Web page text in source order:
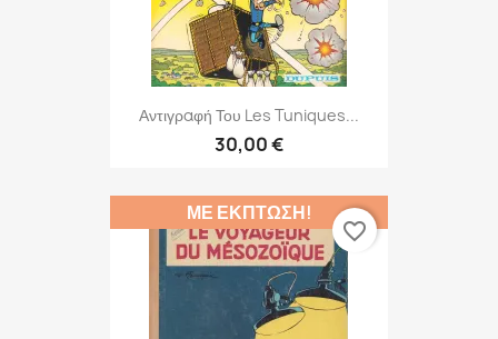
Αντιγραφή Του Les Tuniques...
30,00 €
ΜΕ ΈΚΠΤΩΣΗ!
favorite_border